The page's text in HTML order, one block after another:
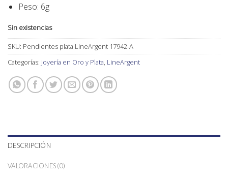
Peso: 6g
Sin existencias
SKU: Pendientes plata LineArgent 17942-A
Categorías: Joyería en Oro y Plata, LineArgent
DESCRIPCIÓN
VALORACIONES (0)